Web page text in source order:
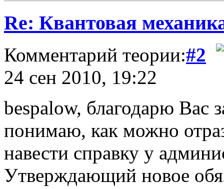
Re: Квантовая
Комментарий теории:#2
24 сен 2010, 19:22
bespalow, благодарю Вас
понимаю, как можно
навести справку у
Утверждающий новое